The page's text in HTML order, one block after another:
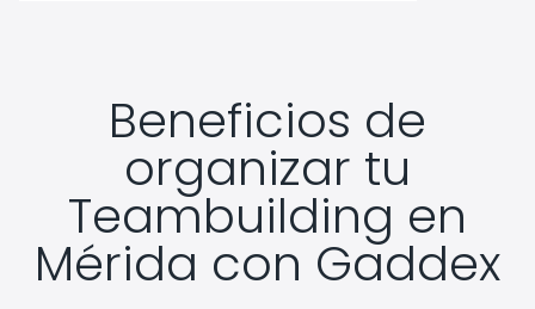
Beneficios de
organizar tu
Teambuilding en
Mérida con Gaddex